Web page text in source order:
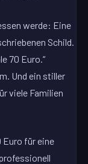
werde: Eine
Schild.
70 Euro.“
Und ein stiller
viele Familien
Euro für eine